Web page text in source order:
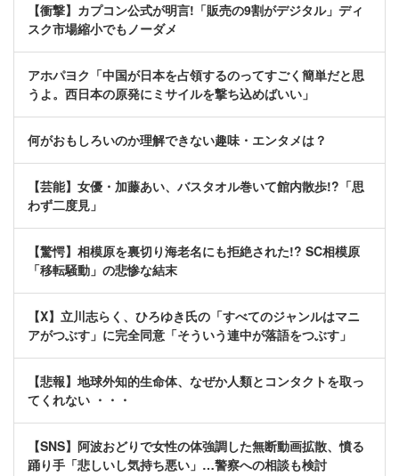
【衝撃】カプコン公式が明言!「販売の9割がデジタル」ディ
スク市場縮小でもノーダメ
アホパヨク「中国が日本を占領するのってすごく簡単だと思
うよ。西日本の原発にミサイルを撃ち込めばいい」
何がおもしろいのか理解できない趣味・エンタメは？
【芸能】女優・加藤あい、バスタオル巻いて館内散歩!?「思
わず二度見」
【驚愕】相模原を裏切り海老名にも拒絶された!? SC相模原
「移転騒動」の悲惨な結末
【X】立川志らく、ひろゆき氏の「すべてのジャンルはマニ
アがつぶす」に完全同意「そういう連中が落語をつぶす」
【悲報】地球外知的生命体、なぜか人類とコンタクトを取っ
てくれない ・・・
【SNS】阿波おどりで女性の体強調した無断動画拡散、憤る
踊り手「悲しいし気持ち悪い」…警察への相談も検討